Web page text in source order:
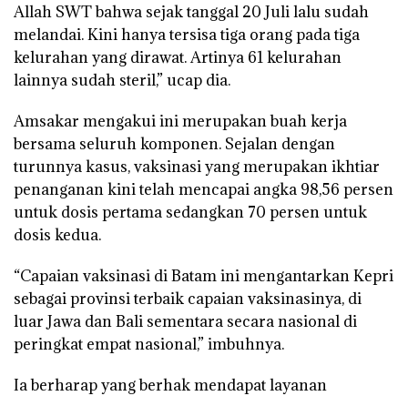
Allah SWT bahwa sejak tanggal 20 Juli lalu sudah
melandai. Kini hanya tersisa tiga orang pada tiga
kelurahan yang dirawat. Artinya 61 kelurahan
lainnya sudah steril,” ucap dia.
Amsakar mengakui ini merupakan buah kerja
bersama seluruh komponen. Sejalan dengan
turunnya kasus, vaksinasi yang merupakan ikhtiar
penanganan kini telah mencapai angka 98,56 persen
untuk dosis pertama sedangkan 70 persen untuk
dosis kedua.
“Capaian vaksinasi di Batam ini mengantarkan Kepri
sebagai provinsi terbaik capaian vaksinasinya, di
luar Jawa dan Bali sementara secara nasional di
peringkat empat nasional,” imbuhnya.
Ia berharap yang berhak mendapat layanan